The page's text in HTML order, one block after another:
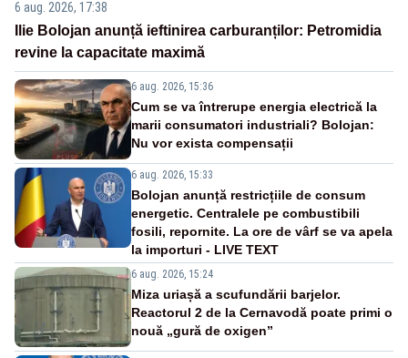
6 aug. 2026, 17:38
Ilie Bolojan anunță ieftinirea carburanților: Petromidia
revine la capacitate maximă
6 aug. 2026, 15:36
Cum se va întrerupe energia electrică la
marii consumatori industriali? Bolojan:
Nu vor exista compensații
6 aug. 2026, 15:33
Bolojan anunță restricțiile de consum
energetic. Centralele pe combustibili
fosili, repornite. La ore de vârf se va apela
la importuri - LIVE TEXT
6 aug. 2026, 15:24
Miza uriașă a scufundării barjelor.
Reactorul 2 de la Cernavodă poate primi o
nouă „gură de oxigen”